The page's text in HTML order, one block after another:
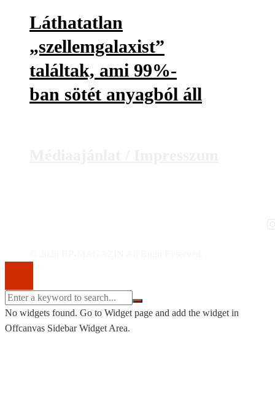
Láthatatlan
„szellemgalaxist”
találtak, ami 99%-
ban sötét anyagból áll
No widgets found. Go to Widget page and add the widget in
Offcanvas Sidebar Widget Area.